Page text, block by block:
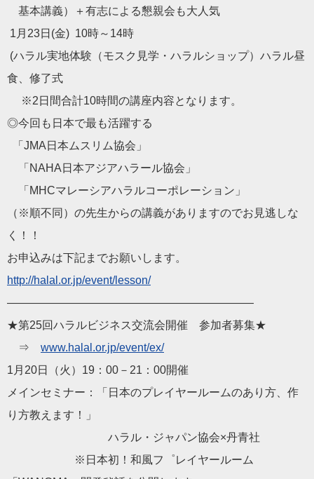
基本講義）＋有志による懇親会 も大人気
1月23日(金) 10時～14時
(ハラル実地体験（モスク見学・ ハラルショップ） ハラル昼
食、 修了式
※2日間合計10時間の講座内容となります。
◎今回も日本で最も活躍する
「JMA日本ムスリム協会 」
「NAHA日本アジアハラール協会 」
「MHCマレーシアハラルコーポレーション」
（※順不同）の先生からの講義がありますのでお見逃しな
く！！
お申込みは下記までお願いします。
http://halal .or.jp/event/lesson/
——————————————————————
★第25回ハラルビジネス交流会開催 参加者募集★
⇒ www.halal .or.jp/event/ex/
1月20日（火）19：00－21：00開催
メインセミナー：「日本のプレイヤールームのあり方、 作
り方教えます！」
ハラル ・ ジャパン協会×丹青社
※日本初！和風フ゜レイヤールーム